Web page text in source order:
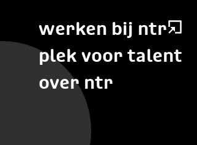
werken bij ntr
plek voor talent
over ntr